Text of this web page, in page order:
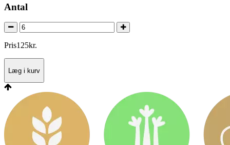
Antal
Pris125kr.
Læg i kurv